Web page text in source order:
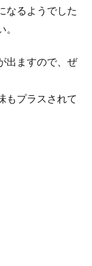
なるようでした
出ますので、ぜ
もプラスされて